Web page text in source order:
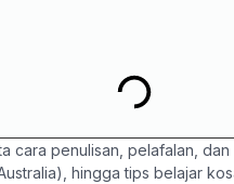
penulisan, pelafalan,
hingga tips belajar